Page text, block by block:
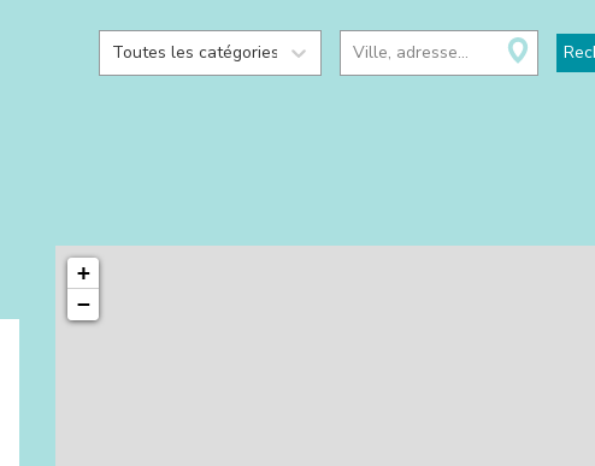
Toutes les catégories Ville, adresse...
+
−